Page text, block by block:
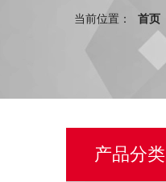
当前位置： 首页
产品分类